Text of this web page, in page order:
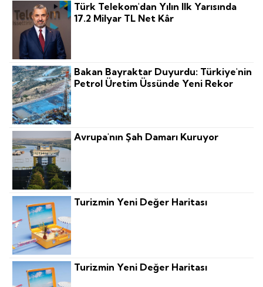
Türk Telekom'dan Yılın Ilk Yarısında
17.2 Milyar TL Net Kâr
Bakan Bayraktar Duyurdu: Türkiye'nin
Petrol Üretim Üssünde Yeni Rekor
Avrupa'nın Şah Damarı Kuruyor
Turizmin Yeni Değer Haritası
Turizmin Yeni Değer Haritası